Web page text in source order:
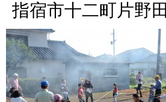
指宿市十二町片野田